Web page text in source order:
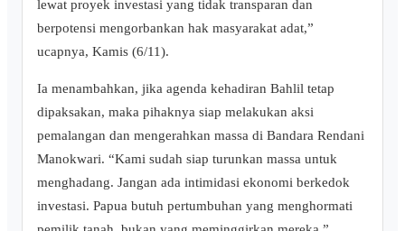
lewat proyek investasi yang tidak transparan dan
berpotensi mengorbankan hak masyarakat adat,”
ucapnya, Kamis (6/11).
Ia menambahkan, jika agenda kehadiran Bahlil tetap
dipaksakan, maka pihaknya siap melakukan aksi
pemalangan dan mengerahkan massa di Bandara Rendani
Manokwari. “Kami sudah siap turunkan massa untuk
menghadang. Jangan ada intimidasi ekonomi berkedok
investasi. Papua butuh pertumbuhan yang menghormati